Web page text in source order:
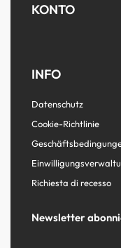
KONTO
INFO
Datenschutz
Cookie-Richtlinie
Richiesta di recesso
Newsletter